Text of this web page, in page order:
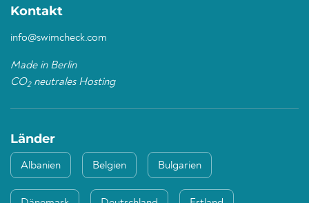
Kontakt
info@swimcheck.com
Made in Berlin
CO2neutrales Hosting
Länder
Albanien Belgien Bulgarien